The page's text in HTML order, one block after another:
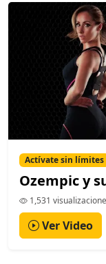
Actívate sin límites
Ozempic y
1,531
Ver Video